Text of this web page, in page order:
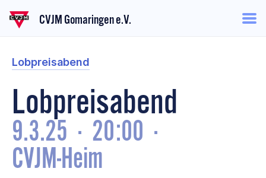
CVJM Gomaringen e.V.
Lobpreisabend
Lobpreisabend
9.3.25 · 20:00 ·
CVJM-Heim